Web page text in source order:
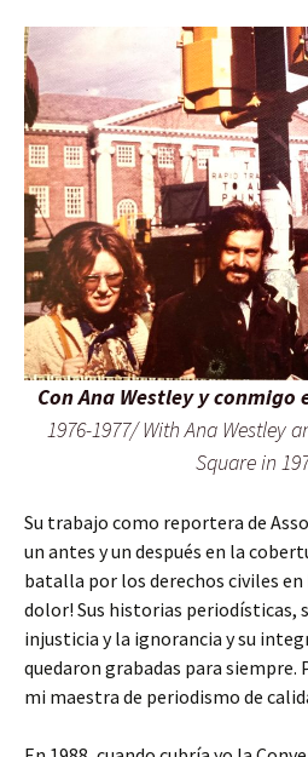
Con Ana Westley y conmigo
1976-1977/ With Ana Westley
Square in
Su trabajo como reportera de
un antes y un después en la
batalla por los derechos civiles en
dolor! Sus historias periodísticas,
injusticia y la ignorancia y su
quedaron grabadas para
mi maestra de periodismo de